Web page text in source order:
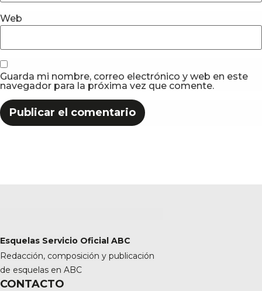
Web
Guarda mi nombre, correo electrónico y web en este
navegador para la próxima vez que comente.
Esquelas Servicio Oficial ABC
Redacción, composición y publicación
de esquelas en ABC
CONTACTO